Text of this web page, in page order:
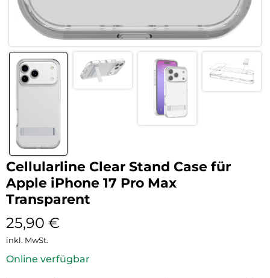
Cellularline Clear Stand Case für
Apple iPhone 17 Pro Max
Transparent
25,90 €
inkl. MwSt.
Online verfügbar